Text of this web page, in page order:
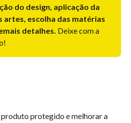
do design, aplicação da
artes, escolha das matérias
detalhes. Deixe com a
produto protegido e melhorar a